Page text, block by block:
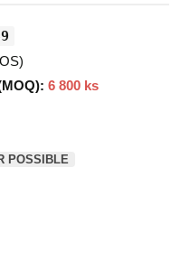
6 800 ks
POSSIBLE